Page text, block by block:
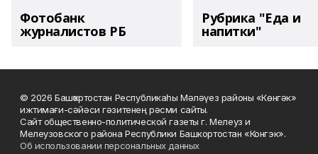
Фотобанк
журналистов РБ
Рубрика "Еда и
напитки"
© 2026 Башҡортостан Республикаһы Мәләүез районы «Көнгәк»
ижтимағи-сәйәси гәзитенең рәсми сайты.
Сайт общественно-политической газеты г. Мелеуз и
Мелеузовского района Республики Башкортостан «Конгэк».
Об использовании персональных данных